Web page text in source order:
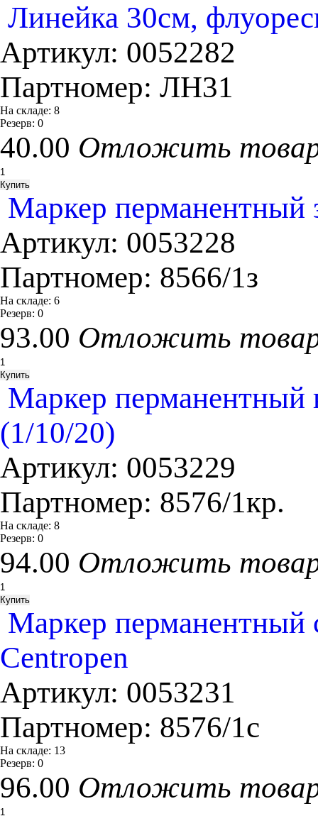
Линейка 30см,
Артикул: 0052282
Партномер: ЛН31
На складе: 8
Резерв: 0
40.00 Отложить
Маркер перманентный
Артикул: 0053228
Партномер: 8566/1з
На складе: 6
Резерв: 0
93.00 Отложить
Маркер
(1/10/20)
Артикул: 0053229
Партномер: 8576/1кр.
На складе: 8
Резерв: 0
94.00 Отложить
Маркер
Centropen
Артикул: 0053231
Партномер: 8576/1с
На складе: 13
Резерв: 0
96.00 Отложить